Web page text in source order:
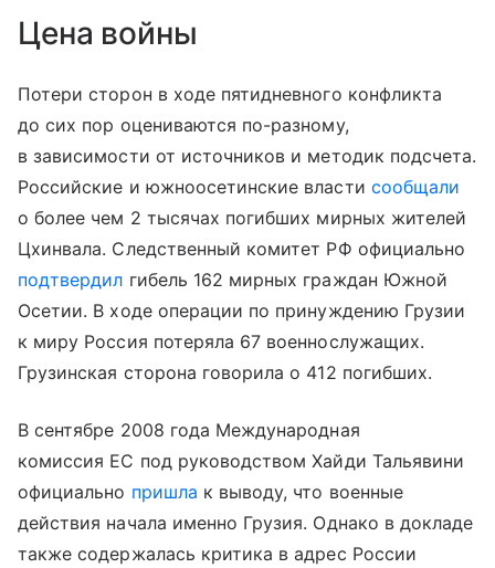
Цена войны
Потери сторон в ходе пятидневного конфликта
до сих пор оцениваются по-разному,
в зависимости от источников и методик подсчета.
Российские и южноосетинские власти сообщали
о более чем 2 тысячах погибших мирных жителей
Цхинвала. Следственный комитет РФ официально
подтвердил гибель 162 мирных граждан Южной
Осетии. В ходе операции по принуждению Грузии
к миру Россия потеряла 67 военнослужащих.
Грузинская сторона говорила о 412 погибших.
В сентябре 2008 года Международная
комиссия ЕС под руководством Хайди Тальявини
официально пришла к выводу, что военные
действия начала именно Грузия. Однако в докладе
также содержалась критика в адрес России